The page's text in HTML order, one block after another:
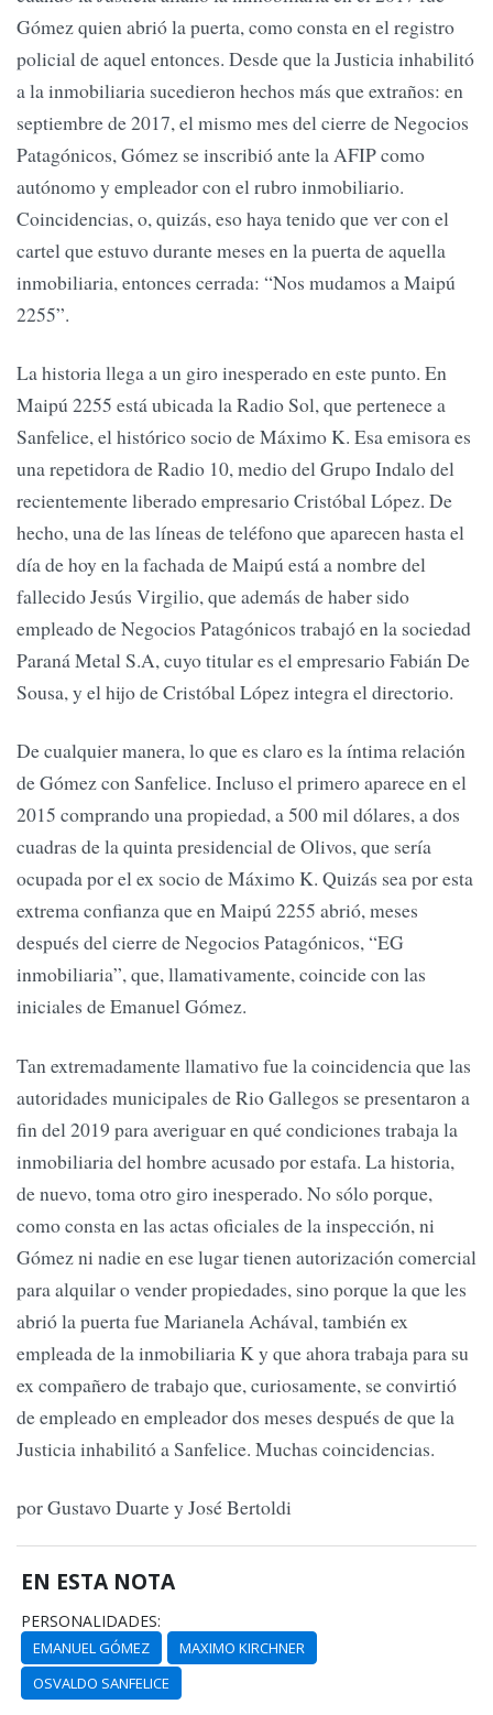
Gómez quien abrió la puerta, como consta en el registro
policial de aquel entonces. Desde que la Justicia inhabilitó
a la inmobiliaria sucedieron hechos más que extraños: en
septiembre de 2017, el mismo mes del cierre de Negocios
Patagónicos, Gómez se inscribió ante la AFIP como
autónomo y empleador con el rubro inmobiliario.
Coincidencias, o, quizás, eso haya tenido que ver con el
cartel que estuvo durante meses en la puerta de aquella
inmobiliaria, entonces cerrada: “Nos mudamos a Maipú
2255”.
La historia llega a un giro inesperado en este punto. En
Maipú 2255 está ubicada la Radio Sol, que pertenece a
Sanfelice, el histórico socio de Máximo K. Esa emisora es
una repetidora de Radio 10, medio del Grupo Indalo del
recientemente liberado empresario Cristóbal López. De
hecho, una de las líneas de teléfono que aparecen hasta el
día de hoy en la fachada de Maipú está a nombre del
fallecido Jesús Virgilio, que además de haber sido
empleado de Negocios Patagónicos trabajó en la sociedad
Paraná Metal S.A, cuyo titular es el empresario Fabián De
Sousa, y el hijo de Cristóbal López integra el directorio.
De cualquier manera, lo que es claro es la íntima relación
de Gómez con Sanfelice. Incluso el primero aparece en el
2015 comprando una propiedad, a 500 mil dólares, a dos
cuadras de la quinta presidencial de Olivos, que sería
ocupada por el ex socio de Máximo K. Quizás sea por esta
extrema confianza que en Maipú 2255 abrió, meses
después del cierre de Negocios Patagónicos, “EG
inmobiliaria”, que, llamativamente, coincide con las
iniciales de Emanuel Gómez.
Tan extremadamente llamativo fue la coincidencia que las
autoridades municipales de Rio Gallegos se presentaron a
fin del 2019 para averiguar en qué condiciones trabaja la
inmobiliaria del hombre acusado por estafa. La historia,
de nuevo, toma otro giro inesperado. No sólo porque,
como consta en las actas oficiales de la inspección, ni
Gómez ni nadie en ese lugar tienen autorización comercial
para alquilar o vender propiedades, sino porque la que les
abrió la puerta fue Marianela Achával, también ex
empleada de la inmobiliaria K y que ahora trabaja para su
ex compañero de trabajo que, curiosamente, se convirtió
de empleado en empleador dos meses después de que la
Justicia inhabilitó a Sanfelice. Muchas coincidencias.
por Gustavo Duarte y José Bertoldi
EN ESTA NOTA
PERSONALIDADES:
EMANUEL GÓMEZ
MAXIMO KIRCHNER
OSVALDO SANFELICE